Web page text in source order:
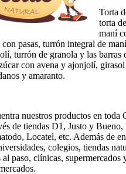
Torta
torta
maní
con pasas, turrón integral de
turrón de granola y las barras
con avena y ajonjolí,
y amaranto.
nuestros productos en toda
de tiendas D1, Justo y Bueno,
Locatel, etc. Además de
colegios, tiendas
al paso, clínicas, supermercados